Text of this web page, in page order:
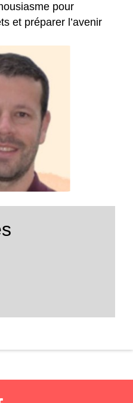
pour
et préparer l’avenir